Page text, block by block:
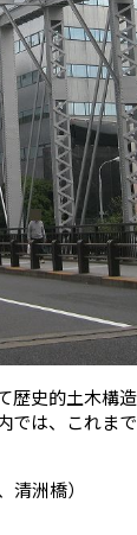
歴史的土木構
では、これま
洲橋）